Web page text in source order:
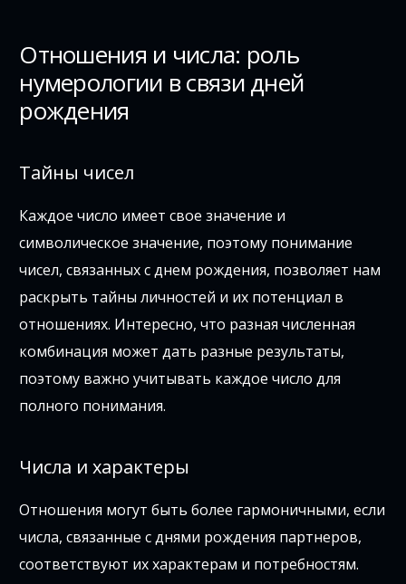
Отношения и числа: роль
нумерологии в связи дней
рождения
Тайны чисел
Каждое число имеет свое значение и
символическое значение, поэтому понимание
чисел, связанных с днем рождения, позволяет нам
раскрыть тайны личностей и их потенциал в
отношениях. Интересно, что разная численная
комбинация может дать разные результаты,
поэтому важно учитывать каждое число для
полного понимания.
Числа и характеры
Отношения могут быть более гармоничными, если
числа, связанные с днями рождения партнеров,
соответствуют их характерам и потребностям.